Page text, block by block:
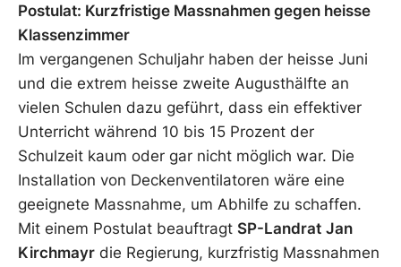
Postulat: Kurzfristige Massnahmen gegen heisse
Klassenzimmer
Im vergangenen Schuljahr haben der heisse Juni
und die extrem heisse zweite Augusthälfte an
vielen Schulen dazu geführt, dass ein effektiver
Unterricht während 10 bis 15 Prozent der
Schulzeit kaum oder gar nicht möglich war. Die
Installation von Deckenventilatoren wäre eine
geeignete Massnahme, um Abhilfe zu schaffen.
Mit einem Postulat beauftragt SP-Landrat Jan
Kirchmayr die Regierung, kurzfristig Massnahmen